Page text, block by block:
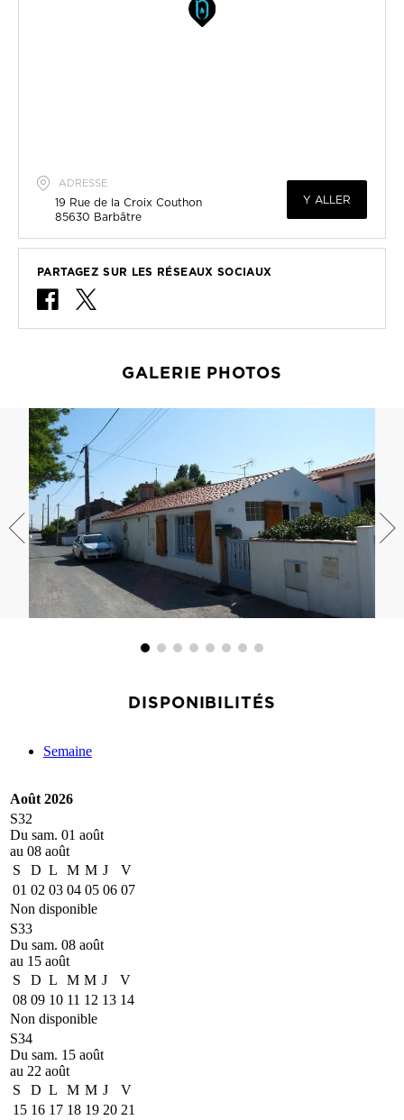
ADRESSE
19 Rue de la Croix Couthon
85630 Barbâtre
Y ALLER
PARTAGEZ SUR LES RÉSEAUX SOCIAUX
GALERIE PHOTOS
DISPONIBILITÉS